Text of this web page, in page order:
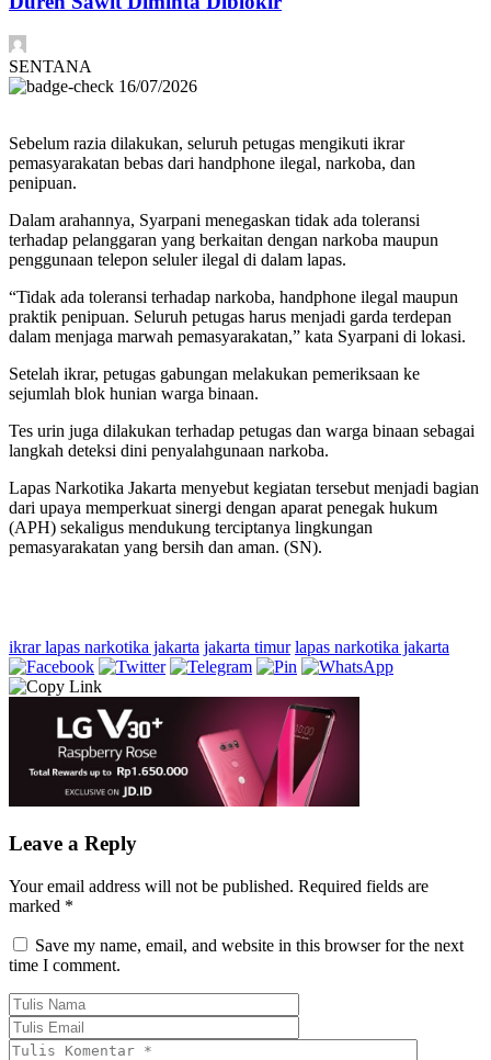
SENTANA
16/07/2026
Sebelum razia dilakukan, seluruh petugas mengikuti ikrar
pemasyarakatan bebas dari handphone ilegal, narkoba, dan
penipuan.
Dalam arahannya, Syarpani menegaskan tidak ada toleransi
terhadap pelanggaran yang berkaitan dengan narkoba maupun
penggunaan telepon seluler ilegal di dalam lapas.
“Tidak ada toleransi terhadap narkoba, handphone ilegal maupun
praktik penipuan. Seluruh petugas harus menjadi garda terdepan
dalam menjaga marwah pemasyarakatan,” kata Syarpani di lokasi.
Setelah ikrar, petugas gabungan melakukan pemeriksaan ke
sejumlah blok hunian warga binaan.
Tes urin juga dilakukan terhadap petugas dan warga binaan sebagai
langkah deteksi dini penyalahgunaan narkoba.
Lapas Narkotika Jakarta menyebut kegiatan tersebut menjadi bagian
dari upaya memperkuat sinergi dengan aparat penegak hukum
(APH) sekaligus mendukung terciptanya lingkungan
pemasyarakatan yang bersih dan aman. (SN).
ikrar lapas narkotika jakarta jakarta timur lapas narkotika jakarta
Leave a Reply
Your email address will not be published. Required fields are
marked *
Save my name, email, and website in this browser for the next
time I comment.